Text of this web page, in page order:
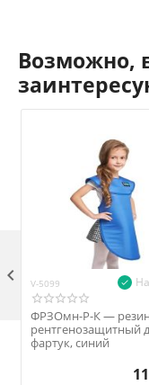
Возможно,
V-5099
ФРЗОмн-Р-К —
рентгенозащитный
фартук, синий
